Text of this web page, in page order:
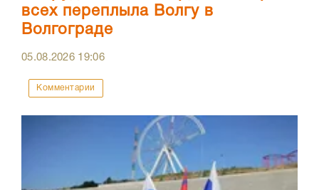
всех переплыла Волгу в
Волгограде
05.08.2026 19:06
Комментарии